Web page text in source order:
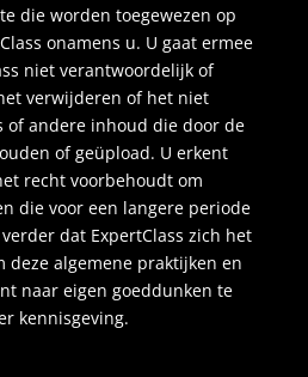
die worden toegewezen op
onamens u. U gaat ermee
niet verantwoordelijk of
verwijderen of het niet
of andere inhoud die door de
of geüpload. U erkent
recht voorbehoudt om
die voor een langere periode
dat ExpertClass zich het
deze algemene praktijken en
naar eigen goeddunken te
kennisgeving.